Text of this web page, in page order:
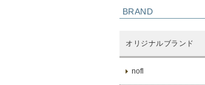
BRAND
オリジナルブランド
nofl